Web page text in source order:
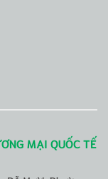
MẠI QUỐC TẾ